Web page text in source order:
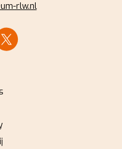
rlw.nl